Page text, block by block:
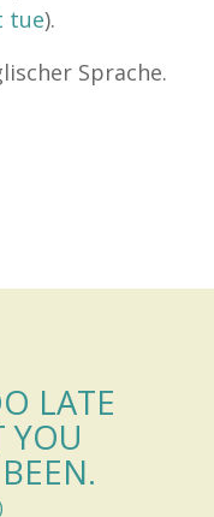
tue).
Sprache.
LATE
YOU